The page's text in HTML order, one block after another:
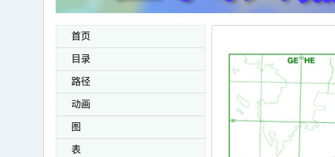
首页
目录
路径
动画
图
表